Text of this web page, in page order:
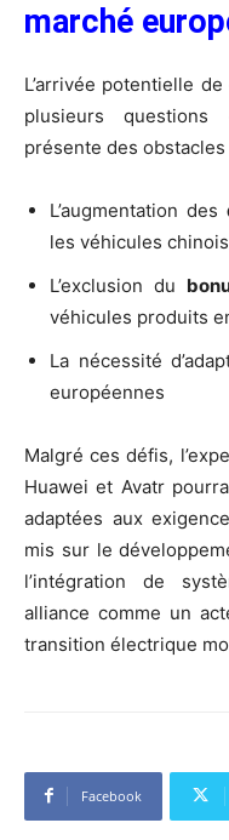
marché
L’arrivée potentielle
plusieurs
présente des
L’augmentation des
les véhicules chinois
L’exclusion du
véhicules produits
La nécessité
européennes
Malgré ces défis,
Huawei et Avatr
adaptées aux
mis sur le
l’intégration de
alliance comme un
transition électrique
Facebook